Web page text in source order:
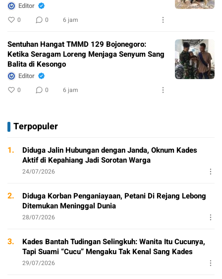
Editor
0 0 6 jam
Sentuhan Hangat TMMD 129 Bojonegoro:
Ketika Seragam Loreng Menjaga Senyum Sang
Balita di Kesongo
Editor
0 0 6 jam
Terpopuler
1.
Diduga Jalin Hubungan dengan Janda, Oknum Kades
Aktif di Kepahiang Jadi Sorotan Warga
24/07/2026
2.
Diduga Korban Penganiayaan, Petani Di Rejang Lebong
Ditemukan Meninggal Dunia
28/07/2026
3.
Kades Bantah Tudingan Selingkuh: Wanita Itu Cucunya,
Tapi Suami “Cucu” Mengaku Tak Kenal Sang Kades
29/07/2026